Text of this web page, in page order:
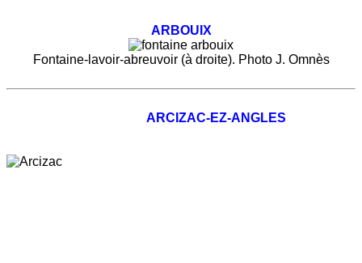
ARBOUIX
Fontaine-lavoir-abreuvoir (à droite). Photo J. Omnès
ARCIZAC-EZ-ANGLES